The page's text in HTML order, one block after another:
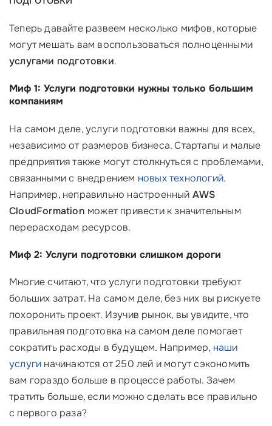
Теперь давайте развеем несколько мифов, которые
могут мешать вам воспользоваться полноценными
услугами подготовки.
Миф 1: Услуги подготовки нужны только большим
компаниям
На самом деле, услуги подготовки важны для всех,
независимо от размеров бизнеса. Стартапы и малые
предприятия также могут столкнуться с проблемами,
связанными с внедрением новых технологий.
Например, неправильно настроенный AWS
CloudFormation может привести к значительным
перерасходам ресурсов.
Миф 2: Услуги подготовки слишком дороги
Многие считают, что услуги подготовки требуют
больших затрат. На самом деле, без них вы рискуете
похоронить проект. Изучив рынок, вы увидите, что
правильная подготовка на самом деле помогает
сократить расходы в будущем. Например, наши
услуги начинаются от 250 лей и могут сэкономить
вам гораздо больше в процессе работы. Зачем
тратить больше, если можно сделать все правильно
с первого раза?